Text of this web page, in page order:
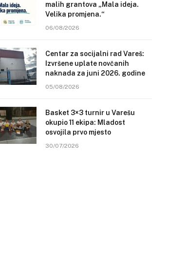
malih grantova „Mala ideja.
Velika promjena.“
06/08/2026
Centar za socijalni rad Vareš:
Izvršene uplate novčanih
naknada za juni 2026. godine
05/08/2026
Basket 3×3 turnir u Varešu
okupio 11 ekipa: Mladost
osvojila prvo mjesto
30/07/2026